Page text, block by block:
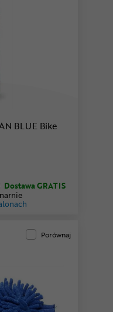
BLUE Bike
Dostawa GRATIS
Porównaj